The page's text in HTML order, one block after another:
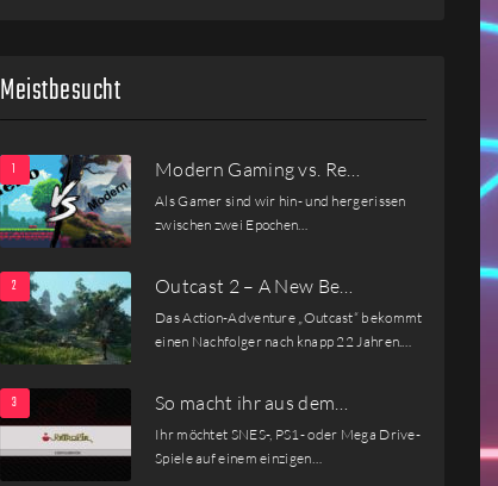
Meistbesucht
Modern Gaming vs. Re…
Als Gamer sind wir hin- und hergerissen
zwischen zwei Epochen…
Outcast 2 – A New Be…
Das Action-Adventure „Outcast“ bekommt
einen Nachfolger nach knapp 22 Jahren.…
So macht ihr aus dem…
Ihr möchtet SNES-, PS1- oder Mega Drive-
Spiele auf einem einzigen…